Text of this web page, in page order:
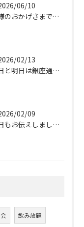
06/10
皆様のおかげさまで、スナック熟りんご(本店)は、2026年6...
02/13
今日と明日は銀座通り店の女の子達がバレンタインなので、
02/09
先日もお伝えしましたが、
飲み放題